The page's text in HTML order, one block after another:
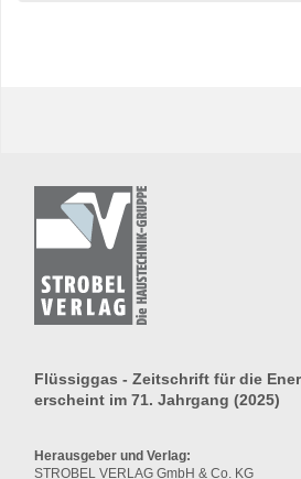
Flüssiggas - Zeitschrift für die
erscheint im 71. Jahrgang (2025)
Herausgeber und Verlag:
STROBEL VERLAG GmbH & Co. KG